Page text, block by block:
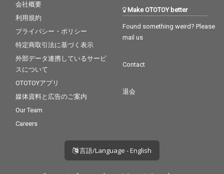
会社概要
利用規約
プライバシー・ポリシー
特定商取引法に基づく表示
外部データ連携しているサービ
スについて
OTOTOYアプリ
媒体資料と広告のご案内
Our Team
Careers
Make OTOTOY better
Found something weird? Please
mail us
Contact
退会
言語/Language - English